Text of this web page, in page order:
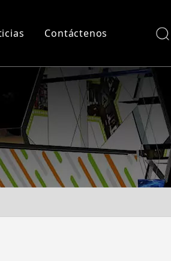
Preguntas más frecuentes
Descripción del producto
Contáctenos